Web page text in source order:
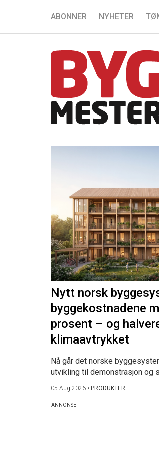
ABONNER NYHETER
Nytt norsk
byggekostnadene
prosent – og
klimaavtrykket
Nå går det norske
utvikling til demonstrasjon og
05 Aug 2026 • PRODUKTER